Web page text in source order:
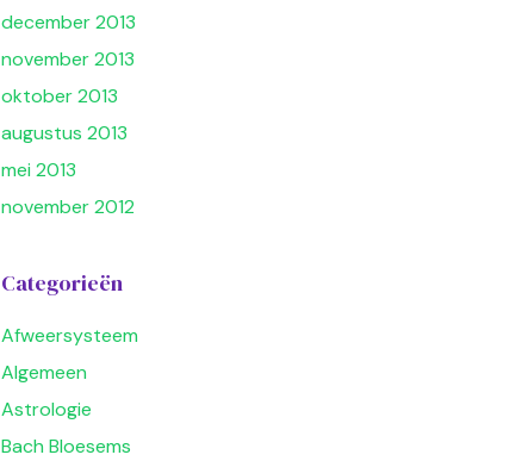
december 2013
november 2013
oktober 2013
augustus 2013
mei 2013
november 2012
Categorieën
Afweersysteem
Algemeen
Astrologie
Bach Bloesems